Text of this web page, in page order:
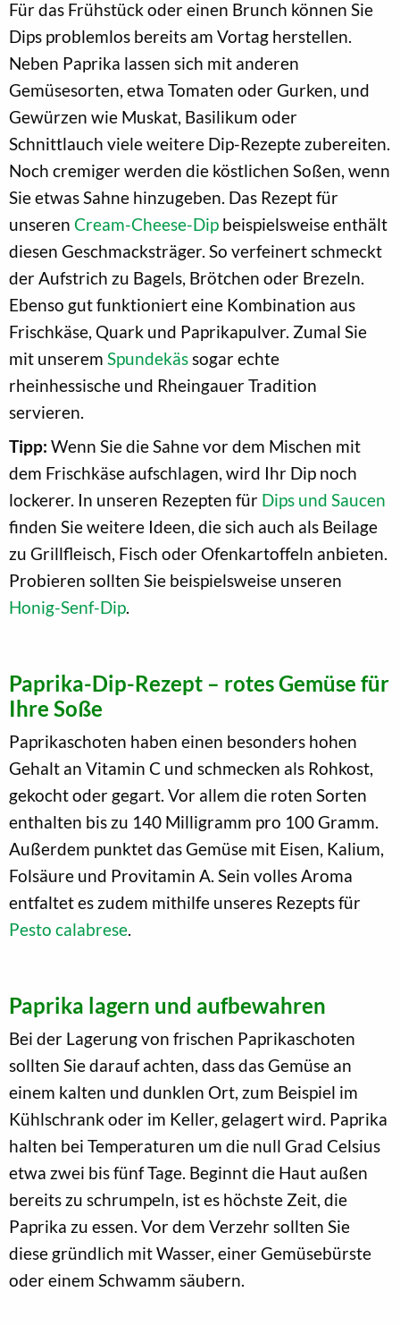
Für das Frühstück oder einen Brunch können Sie
Dips problemlos bereits am Vortag herstellen.
Neben Paprika lassen sich mit anderen
Gemüsesorten, etwa Tomaten oder Gurken, und
Gewürzen wie Muskat, Basilikum oder
Schnittlauch viele weitere Dip-Rezepte zubereiten.
Noch cremiger werden die köstlichen Soßen, wenn
Sie etwas Sahne hinzugeben. Das Rezept für
unseren Cream-Cheese-Dip beispielsweise enthält
diesen Geschmacksträger. So verfeinert schmeckt
der Aufstrich zu Bagels, Brötchen oder Brezeln.
Ebenso gut funktioniert eine Kombination aus
Frischkäse, Quark und Paprikapulver. Zumal Sie
mit unserem Spundekässogar echte
rheinhessische und Rheingauer Tradition
servieren.
Tipp: Wenn Sie die Sahne vor dem Mischen mit
dem Frischkäse aufschlagen, wird Ihr Dip noch
lockerer. In unseren Rezepten für Dips und Saucen
finden Sie weitere Ideen, die sich auch als Beilage
zu Grillfleisch, Fisch oder Ofenkartoffeln anbieten.
Probieren sollten Sie beispielsweise unseren
Honig-Senf-Dip.
Paprika-Dip-Rezept – rotes Gemüse für
Ihre Soße
Paprikaschoten haben einen besonders hohen
Gehalt an Vitamin C und schmecken als Rohkost,
gekocht oder gegart. Vor allem die roten Sorten
enthalten bis zu 140 Milligramm pro 100 Gramm.
Außerdem punktet das Gemüse mit Eisen, Kalium,
Folsäure und Provitamin A. Sein volles Aroma
entfaltet es zudem mithilfe unseres Rezepts für
Pesto calabrese.
Paprika lagern und aufbewahren
Bei der Lagerung von frischen Paprikaschoten
sollten Sie darauf achten, dass das Gemüse an
einem kalten und dunklen Ort, zum Beispiel im
Kühlschrank oder im Keller, gelagert wird. Paprika
halten bei Temperaturen um die null Grad Celsius
etwa zwei bis fünf Tage. Beginnt die Haut außen
bereits zu schrumpeln, ist es höchste Zeit, die
Paprika zu essen. Vor dem Verzehr sollten Sie
diese gründlich mit Wasser, einer Gemüsebürste
oder einem Schwamm säubern.